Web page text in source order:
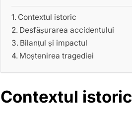
Contextul istoric
Desfășurarea accidentului
Bilanțul și impactul
Moștenirea tragediei
Contextul istoric